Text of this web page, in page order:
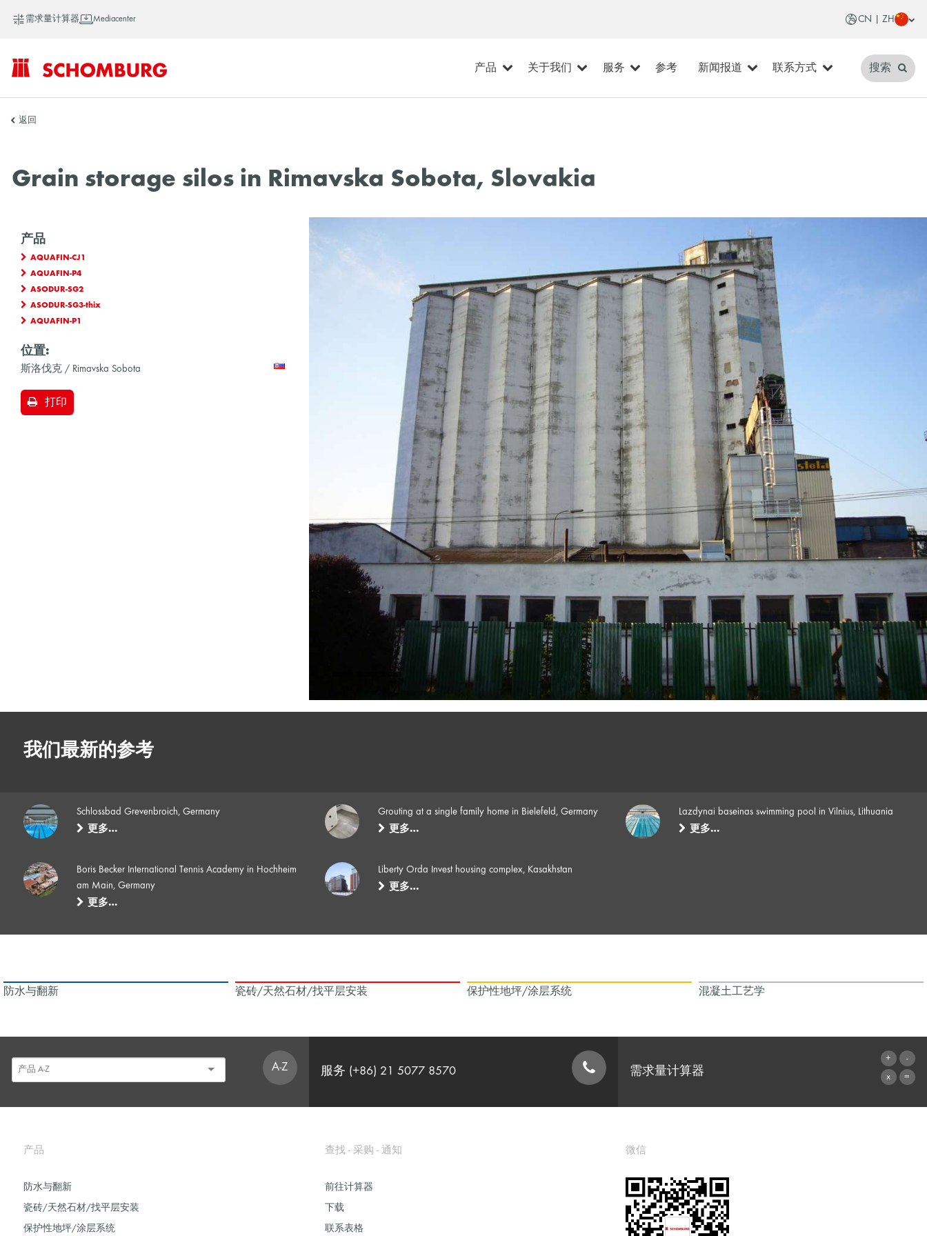
需求量计算器 Mediacenter CN | ZH
SCHOMBURG
产品 关于我们 服务 参考 新闻报道 联系方式 搜索
返回
Grain storage silos in Rimavska Sobota, Slovakia
产品
AQUAFIN-CJ1
AQUAFIN-P4
ASODUR-SG2
ASODUR-SG3-thix
AQUAFIN-P1
位置:
斯洛伐克 / Rimavska Sobota
打印
我们最新的参考
Schlossbad Grevenbroich, Germany
更多…
Grouting at a single family home in Bielefeld, Germany
更多…
Lazdynai baseinas swimming pool in Vilnius, Lithuania
更多…
Boris Becker International Tennis Academy in Hochheim
am Main, Germany
更多…
Liberty Orda Invest housing complex, Kasakhstan
更多…
防水与翻新 瓷砖/天然石材/找平层安装 保护性地坪/涂层系统 混凝土工艺学
A-Z 服务 (+86) 21 5077 8570 需求量计算器
产品
防水与翻新
瓷砖/天然石材/找平层安装
保护性地坪/涂层系统
查找 - 采购 - 通知
前往计算器
下载
联系表格
微信